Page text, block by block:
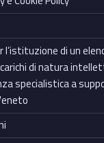
l’istituzione di un
di natura
specialistica a